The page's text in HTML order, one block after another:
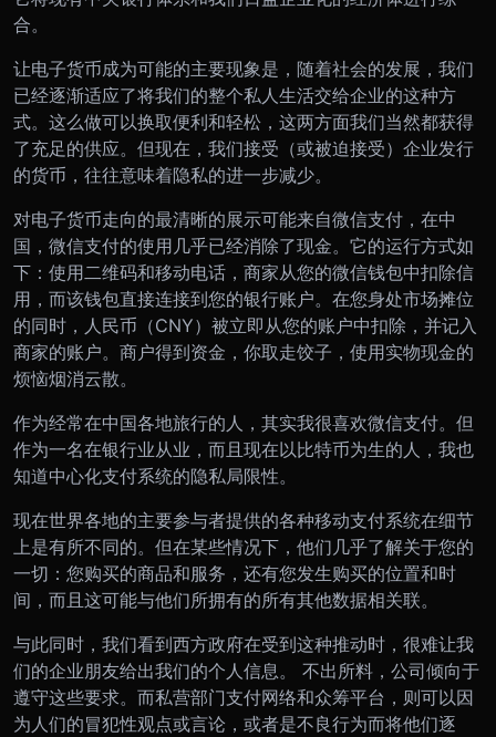
合。
让电子货币成为可能的主要现象是，随着社会的发展，我们
已经逐渐适应了将我们的整个私人生活交给企业的这种方
式。这么做可以换取便利和轻松，这两方面我们当然都获得
了充足的供应。但现在，我们接受（或被迫接受）企业发行
的货币，往往意味着隐私的进一步减少。
对电子货币走向的最清晰的展示可能来自微信支付，在中
国，微信支付的使用几乎已经消除了现金。它的运行方式如
下：使用二维码和移动电话，商家从您的微信钱包中扣除信
用，而该钱包直接连接到您的银行账户。在您身处市场摊位
的同时，人民币（CNY）被立即从您的账户中扣除，并记入
商家的账户。商户得到资金，你取走饺子，使用实物现金的
烦恼烟消云散。
作为经常在中国各地旅行的人，其实我很喜欢微信支付。但
作为一名在银行业从业，而且现在以比特币为生的人，我也
知道中心化支付系统的隐私局限性。
现在世界各地的主要参与者提供的各种移动支付系统在细节
上是有所不同的。但在某些情况下，他们几乎了解关于您的
一切：您购买的商品和服务，还有您发生购买的位置和时
间，而且这可能与他们所拥有的所有其他数据相关联。
与此同时，我们看到西方政府在受到这种推动时，很难让我
们的企业朋友给出我们的个人信息。 不出所料，公司倾向于
遵守这些要求。而私营部门支付网络和众筹平台，则可以因
为人们的冒犯性观点或言论，或者是不良行为而将他们逐